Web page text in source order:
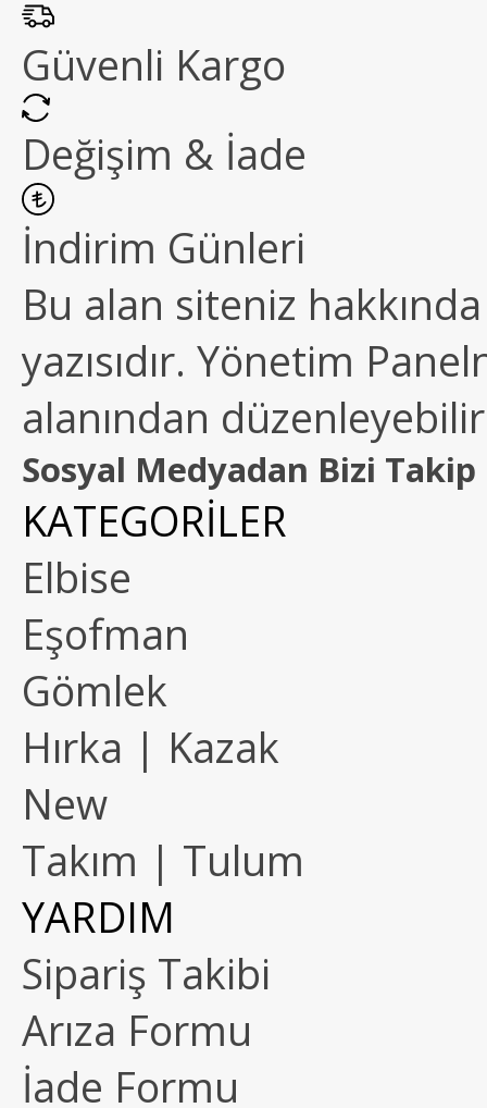
Güvenli Kargo
Değişim & İade
İndirim Günleri
Bu alan siteniz
yazısıdır. Yönetim
alanından
Sosyal Medyadan Bizi Takip
KATEGORİLER
Elbise
Eşofman
Gömlek
Hırka | Kazak
New
Takım | Tulum
YARDIM
Sipariş Takibi
Arıza Formu
İade Formu